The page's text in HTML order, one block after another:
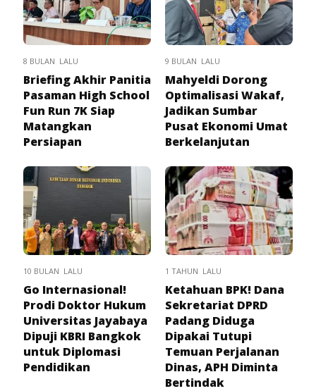
8 BULAN LALU
Briefing Akhir Panitia
Pasaman High School
Fun Run 7K Siap
Matangkan
Persiapan
9 BULAN LALU
Mahyeldi Dorong
Optimalisasi Wakaf,
Jadikan Sumbar
Pusat Ekonomi Umat
Berkelanjutan
10 BULAN LALU
Go Internasional!
Prodi Doktor Hukum
Universitas Jayabaya
Dipuji KBRI Bangkok
untuk Diplomasi
Pendidikan
1 TAHUN LALU
Ketahuan BPK! Dana
Sekretariat DPRD
Padang Diduga
Dipakai Tutupi
Temuan Perjalanan
Dinas, APH Diminta
Bertindak